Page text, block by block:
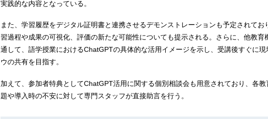
実践的な内容となっている。
また、学習履歴をデジタル証明書と連携させるデモンストレーションも予定されてお
習過程や成果の可視化、評価の新たな可能性についても提示される。さらに、他教育
通して、語学授業におけるChatGPTの具体的な活用イメージを示し、受講後すぐに
ウの共有を目指す。
加えて、参加者特典としてChatGPT活用に関する個別相談会も用意されており、各
題や導入時の不安に対して専門スタッフが直接助言を行う。